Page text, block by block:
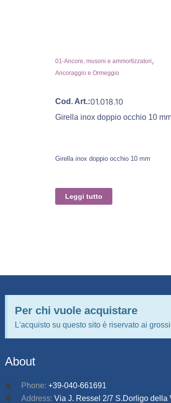
01-Ancore, musoni e ammortizzatori,
Ancoraggio e Ormeggio
Cod. Art.:01.018.10
Girella inox doppio occhio 10
Girella inox doppio occhio 10 mm
Leggi tutto
Per chi vuole acquistare
L'acquisto su questo sito è riservato ai
About
Phone: +39-040-661691
Address: Via J. Ressel 2/7 S.Dorligo della